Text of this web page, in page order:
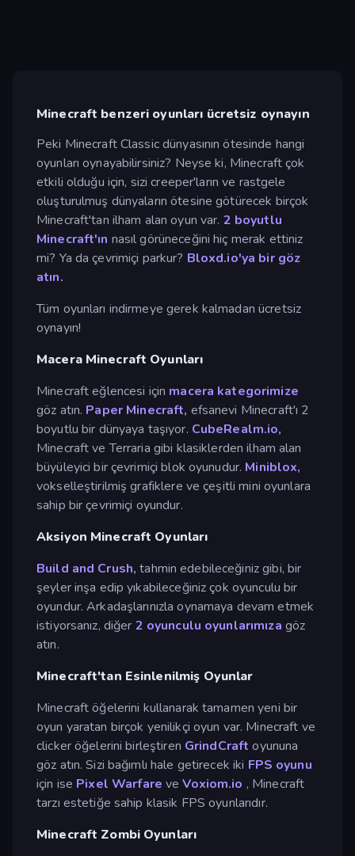
Minecraft benzeri oyunları ücretsiz oynayın
Peki Minecraft Classic dünyasının ötesinde hangi
oyunları oynayabilirsiniz? Neyse ki, Minecraft çok
etkili olduğu için, sizi creeper'ların ve rastgele
oluşturulmuş dünyaların ötesine götürecek birçok
Minecraft'tan ilham alan oyun var. 2 boyutlu
Minecraft'ın nasıl görüneceğini hiç merak ettiniz
mi? Ya da çevrimiçi parkur? Bloxd.io'ya bir göz
atın.
Tüm oyunları indirmeye gerek kalmadan ücretsiz
oynayın!
Macera Minecraft Oyunları
Minecraft eğlencesi için macera kategorimize
göz atın. Paper Minecraft, efsanevi Minecraft'ı 2
boyutlu bir dünyaya taşıyor. CubeRealm.io,
Minecraft ve Terraria gibi klasiklerden ilham alan
büyüleyici bir çevrimiçi blok oyunudur. Miniblox,
vokselleştirilmiş grafiklere ve çeşitli mini oyunlara
sahip bir çevrimiçi oyundur.
Aksiyon Minecraft Oyunları
Build and Crush, tahmin edebileceğiniz gibi, bir
şeyler inşa edip yıkabileceğiniz çok oyunculu bir
oyundur. Arkadaşlarınızla oynamaya devam etmek
istiyorsanız, diğer 2 oyunculu oyunlarımıza göz
atın.
Minecraft'tan Esinlenilmiş Oyunlar
Minecraft öğelerini kullanarak tamamen yeni bir
oyun yaratan birçok yenilikçi oyun var. Minecraft ve
clicker öğelerini birleştiren GrindCraft oyununa
göz atın. Sizi bağımlı hale getirecek iki FPS oyunu
için ise Pixel Warfare veVoxiom.io , Minecraft
tarzı estetiğe sahip klasik FPS oyunlarıdır.
Minecraft Zombi Oyunları